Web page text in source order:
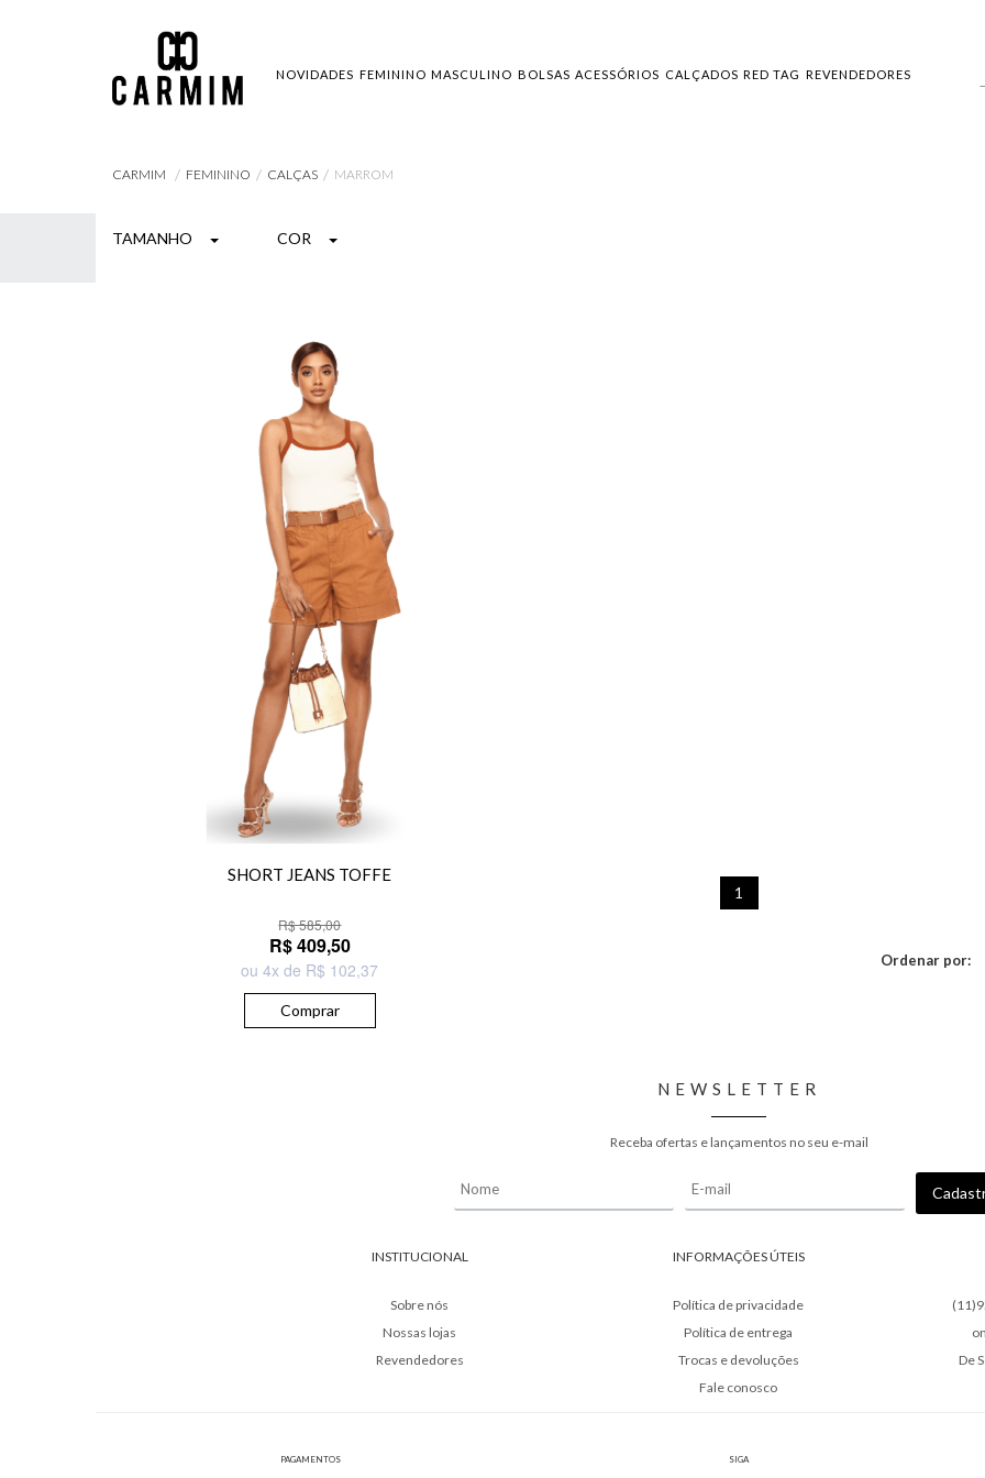
NOVIDADES FEMININO MASCULINO BOLSAS ACESSÓRIOS CALÇADOS RED TAG REVENDEDORES
CARMIM FEMININO CALÇAS MARROM
TAMANHO COR
SHORT JEANS TOFFE
R$ 585,00
R$ 409,50
ou 4x de R$ 102,37
Comprar
1
Ordenar por:
NEWSLETTER
Receba ofertas e lançamentos no seu e-mail
INSTITUCIONAL
Sobre nós
Nossas lojas
Revendedores
INFORMAÇÕES ÚTEIS
Política de privacidade
Política de entrega
Trocas e devoluções
Fale conosco
De
PAGAMENTOS SIGA